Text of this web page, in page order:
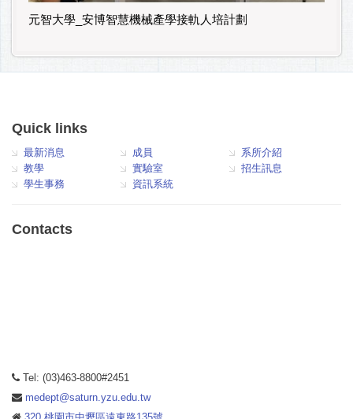
元智大學_安博智慧機械產學接軌人培計劃
Quick links
最新消息 成員
系所介紹
教學
實驗室
招生訊息
學生事務
資訊系統
Contacts
Tel: (03)463-8800#2451
medept@saturn.yzu.edu.tw